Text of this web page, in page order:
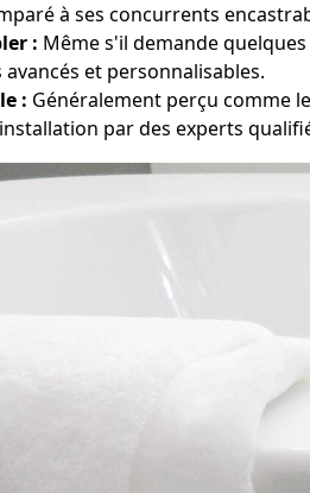
à ses concurrents
: Même s'il demande
et personnalisables.
: Généralement perçu comme
par des experts